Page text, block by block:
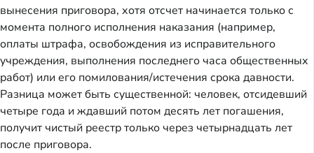
вынесения приговора, хотя отсчет начинается только с
момента полного исполнения наказания (например,
оплаты штрафа, освобождения из исправительного
учреждения, выполнения последнего часа общественных
работ) или его помилования/истечения срока давности.
Разница может быть существенной: человек, отсидевший
четыре года и ждавший потом десять лет погашения,
получит чистый реестр только через четырнадцать лет
после приговора.